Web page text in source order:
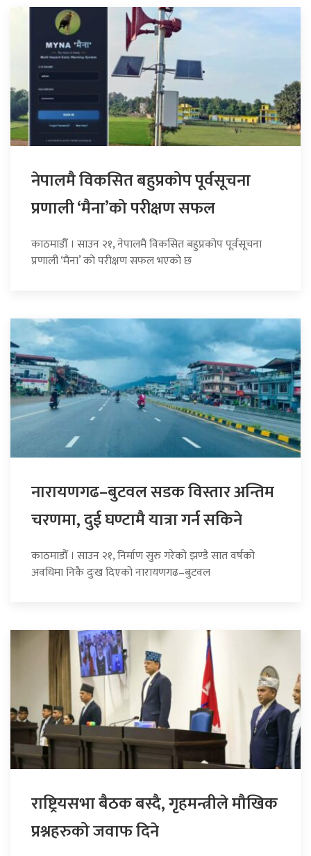
नेपालमै विकसित बहुप्रकोप पूर्वसूचना
प्रणाली ‘मैना’को परीक्षण सफल
काठमाडौँ । साउन २१, नेपालमै विकसित बहुप्रकोप पूर्वसूचना
प्रणाली ‘मैना’ को परीक्षण सफल भएको छ
नारायणगढ–बुटवल सडक विस्तार अन्तिम
चरणमा, दुई घण्टामै यात्रा गर्न सकिने
काठमाडौँ । साउन २१, निर्माण सुरु गरेको झण्डै सात वर्षको
अवधिमा निकै दुःख दिएको नारायणगढ–बुटवल
राष्ट्रियसभा बैठक बस्दै, गृहमन्त्रीले मौखिक
प्रश्नहरुको जवाफ दिने